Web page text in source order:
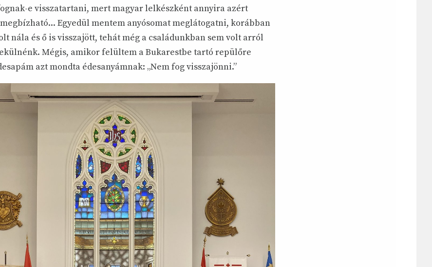
e visszatartani, mert magyar lelkészként annyira azért
Egyedül mentem anyósomat meglátogatni, korábban
nála és ő is visszajött, tehát még a családunkban sem volt arról
Mégis, amikor felültem a Bukarestbe tartó repülőre
azt mondta édesanyámnak: „Nem fog visszajönni.”